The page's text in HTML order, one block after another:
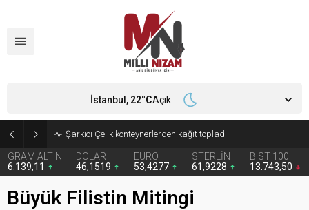
İran 2 ülkeyi birden vurdu
GRAM ALTIN
6.139,11
DOLAR
46,1519
EURO
53,4277
STERLİN
61,9228
BIST 100
13.743,50
İstanbul, 22°CAçık
Büyük Filistin Mitingi